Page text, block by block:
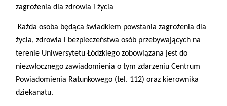
zagrożenia dla zdrowia i życia
Każda osoba będąca świadkiem powstania zagrożenia dla
życia, zdrowia i bezpieczeństwa osób przebywających na
terenie Uniwersytetu Łódzkiego zobowiązana jest do
niezwłocznego zawiadomienia o tym zdarzeniu Centrum
Powiadomienia Ratunkowego (tel. 112) oraz kierownika
dziekanatu.